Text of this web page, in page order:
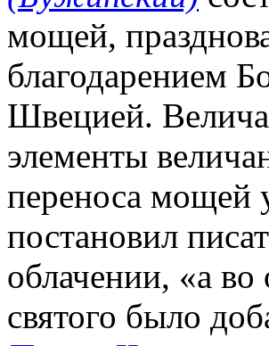
мощей,
благодарением
Швецией.
элементы
переноса мощей
постановил
облачении, «а
святого было